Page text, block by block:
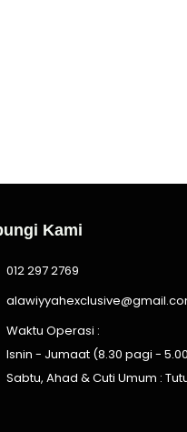
Kami
012 297 2769
Waktu Operasi :
Isnin - Jumaat (8.30 pagi -
Sabtu, Ahad & Cuti Umum :